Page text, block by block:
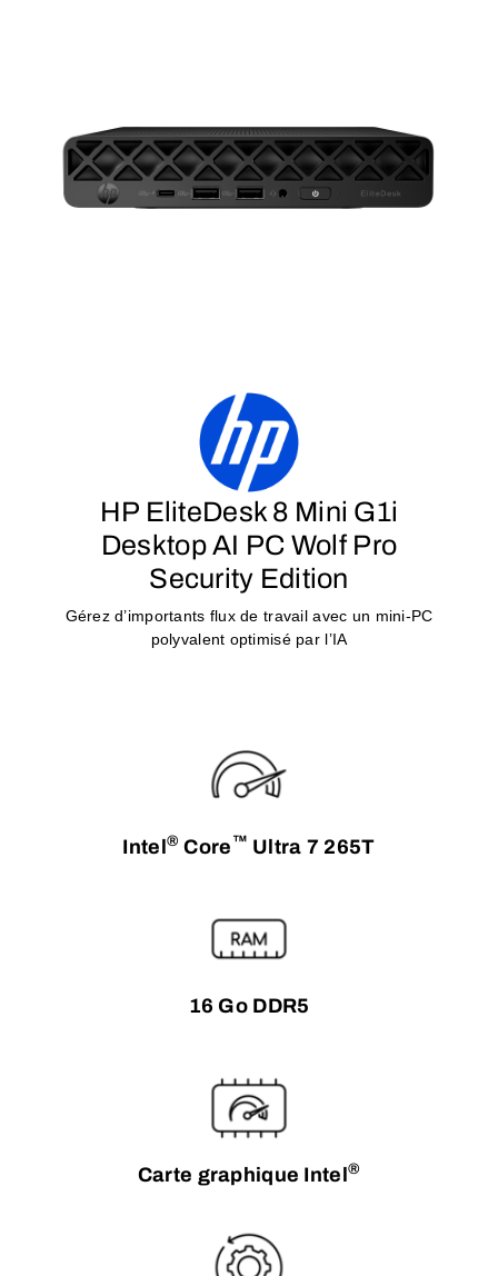
HP EliteDesk 8 Mini G1i
Desktop AI PC Wolf Pro
Security Edition
Gérez d’importants flux de travail avec un mini-PC
polyvalent optimisé par l’IA
Intel® Core ™ Ultra 7 265T
16 Go DDR5
Carte graphique Intel®